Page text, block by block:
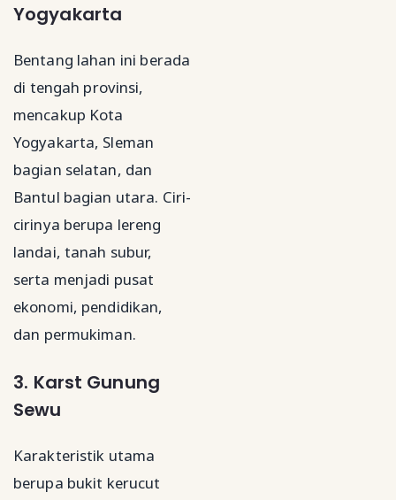
Yogyakarta
Bentang lahan ini berada
di tengah provinsi,
mencakup Kota
Yogyakarta, Sleman
bagian selatan, dan
Bantul bagian utara. Ciri-
cirinya berupa lereng
landai, tanah subur,
serta menjadi pusat
ekonomi, pendidikan,
dan permukiman.
3. Karst Gunung
Sewu
Karakteristik utama
berupa bukit kerucut